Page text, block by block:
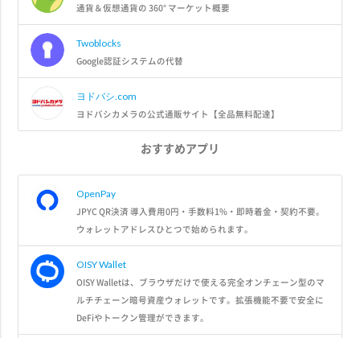
通貨＆仮想通貨の 360° マーケット概要
Twoblocks
Google認証システムの代替
ヨドバシ.com
ヨドバシカメラの公式通販サイト【全品無料配達】
おすすめアプリ
OpenPay
JPYC QR決済 導入費用0円・手数料1%・即時着金・契約不要。
ウォレットアドレスひとつで始められます。
OISY Wallet
OISY Walletは、ブラウザだけで使える完全オンチェーン型のマ
ルチチェーン暗号資産ウォレットです。拡張機能不要で安全に
DeFiやトークン管理ができます。